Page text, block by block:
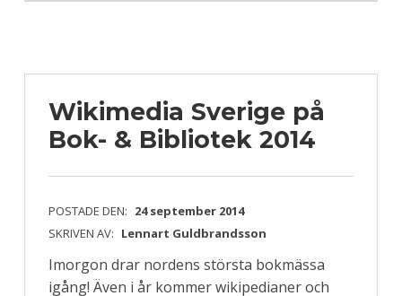
Wikimedia Sverige på
Bok- & Bibliotek 2014
POSTADE DEN: 24 september 2014
SKRIVEN AV: Lennart Guldbrandsson
Imorgon drar nordens största bokmässa
igång! Även i år kommer wikipedianer och